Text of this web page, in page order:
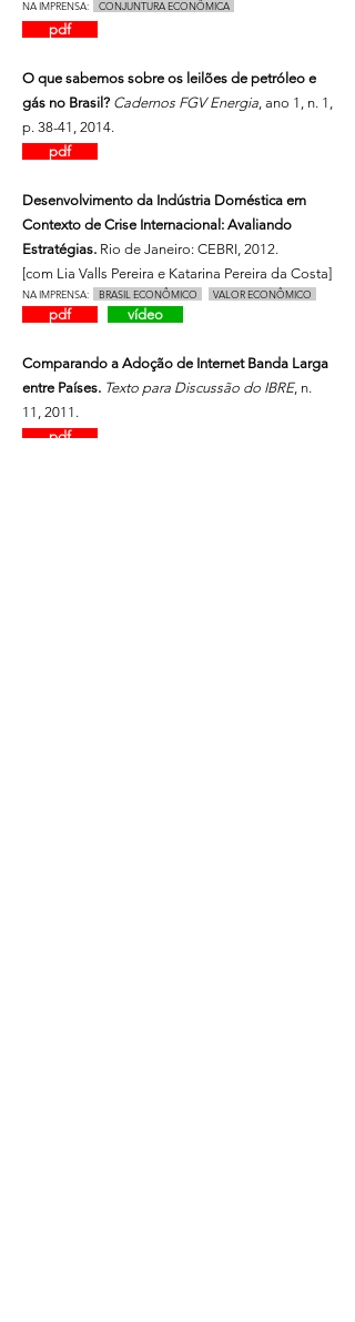
NA IMPRENSA: CONJUNTURA ECONÔMICA
pdf
O que sabemos sobre os leilões de petróleo e
gás no Brasil? Cadernos FGV Energia, ano 1, n. 1,
p. 38-41, 2014.
pdf
Desenvolvimento da Indústria Doméstica em
Contexto de Crise Internacional: Avaliando
Estratégias. Rio de Janeiro: CEBRI, 2012.
[com Lia Valls Pereira e Katarina Pereira da Costa]
NAIMPRENSA: BRASIL ECONÔMICO VALOR ECONÔMICO
pdf vídeo
Comparando a Adoção de Internet Banda Larga
entre Países. Texto para Discussão do IBRE, n.
11, 2011.
pdf